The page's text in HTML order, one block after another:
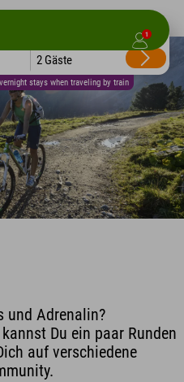
1
stays when traveling by train
2 Gäste
und Adrenalin?
Du ein paar Runden
auf verschiedene